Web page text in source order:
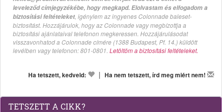
leveleződ címjegyzékébe, hogy megkapd. Elolvastam és elfogadom a
biztosítási feltételeket, igénylem az ingyenes Colonnade baleset-
biztosítást. Hozzájárulok, hogy az Colonnade vagy megbízottja a
biztosítási ajánlataival telefonon megkeressen. Hozzájárulásodat
visszavonhatod a Colonnade címére (1388 Budapest, Pf. 14.) küldött
levélben vagy telefonon: 801-0801. Letöltöm a biztosítási feltételeket.
Ha tetszett, kedveld: | Ha nem tetszett, írd meg miért nem!
TETSZETT A CIKK?